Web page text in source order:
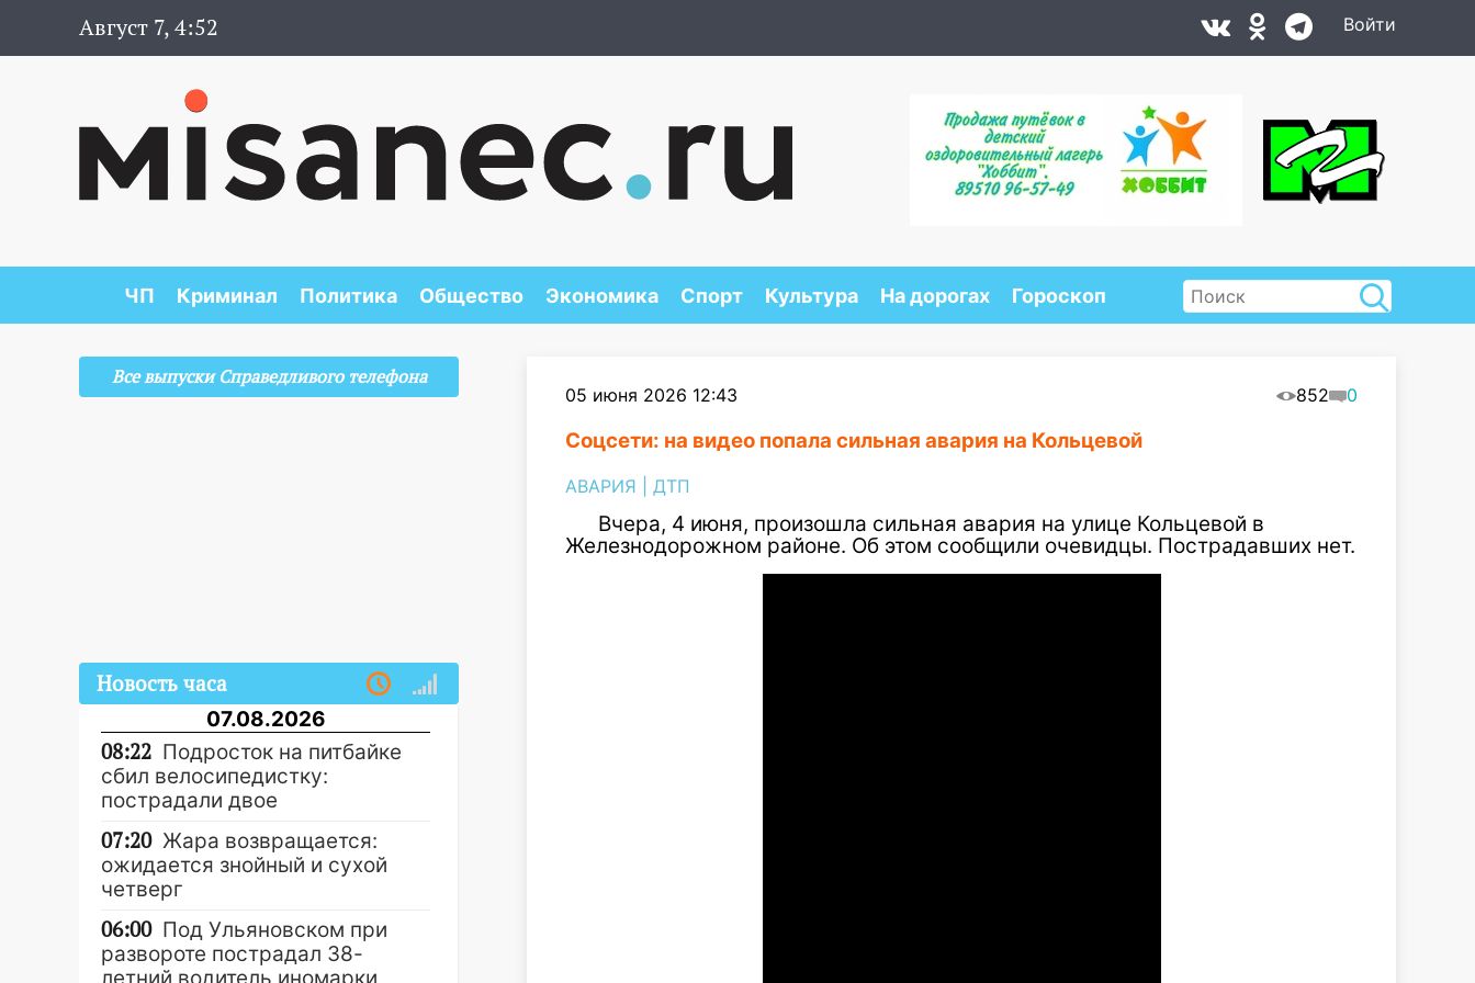
Август 7, 4:52 Войти
ЧП Криминал Политика Общество Экономика Спорт Культура На дорогах Гороскоп
05 июня 2026 12:43 852 0
Соцсети: на видео попала сильная авария на Кольцевой
АВАРИЯ ДТП
Вчера, 4 июня, произошла сильная авария на улице Кольцевой в
Железнодорожном районе. Об этом сообщили очевидцы. Пострадавших нет.
Все выпуски Справедливого телефона
Новость часа
07.08.2026
08:22 Подросток на питбайке
сбил велосипедистку:
пострадали двое
07:20 Жара возвращается:
ожидается знойный и сухой
четверг
06:00 Под Ульяновском при
развороте пострадал 38-